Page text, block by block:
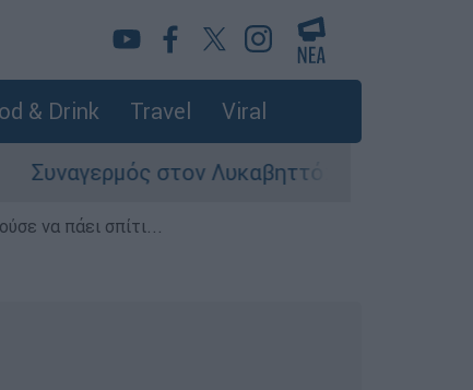
& Drink Travel Viral
στον Λυκαβηττό: Σορός σε
να πάει σπίτι...